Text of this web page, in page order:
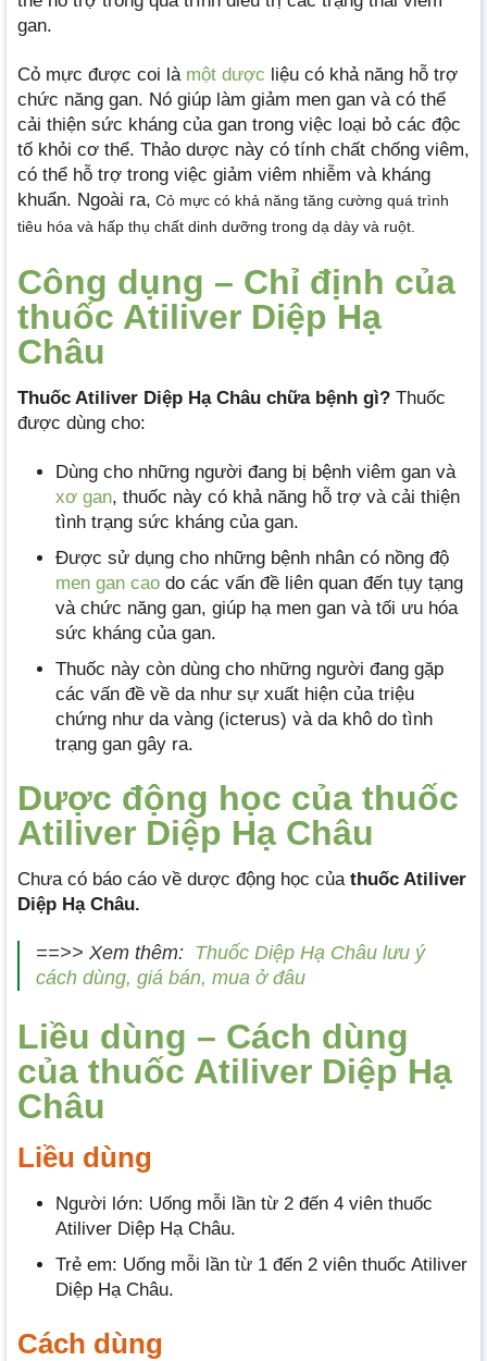
gan.
Cỏ mực được coi là một dược liệu có khả năng hỗ trợ
chức năng gan. Nó giúp làm giảm men gan và có thể
cải thiện sức kháng của gan trong việc loại bỏ các độc
tố khỏi cơ thể. Thảo dược này có tính chất chống viêm,
có thể hỗ trợ trong việc giảm viêm nhiễm và kháng
khuẩn. Ngoài ra, Cỏ mực có khả năng tăng cường quá trình
tiêu hóa và hấp thụ chất dinh dưỡng trong dạ dày và ruột.
Công dụng – Chỉ định của
thuốc Atiliver Diệp Hạ
Châu
Thuốc Atiliver Diệp Hạ Châu chữa bệnh gì? Thuốc
được dùng cho:
Dùng cho những người đang bị bệnh viêm gan và
xơ gan, thuốc này có khả năng hỗ trợ và cải thiện
tình trạng sức kháng của gan.
Được sử dụng cho những bệnh nhân có nồng độ
men gan cao do các vấn đề liên quan đến tụy tạng
và chức năng gan, giúp hạ men gan và tối ưu hóa
sức kháng của gan.
Thuốc này còn dùng cho những người đang gặp
các vấn đề về da như sự xuất hiện của triệu
chứng như da vàng (icterus) và da khô do tình
trạng gan gây ra.
Dược động học của thuốc
Atiliver Diệp Hạ Châu
Chưa có báo cáo về dược động học của thuốc Atiliver
Diệp Hạ Châu.
==>> Xem thêm: Thuốc Diệp Hạ Châu lưu ý
cách dùng, giá bán, mua ở đâu
Liều dùng – Cách dùng
của thuốc Atiliver Diệp Hạ
Châu
Liều dùng
Người lớn: Uống mỗi lần từ 2 đến 4 viên thuốc
Atiliver Diệp Hạ Châu.
Trẻ em: Uống mỗi lần từ 1 đến 2 viên thuốc Atiliver
Diệp Hạ Châu.
Cách dùng